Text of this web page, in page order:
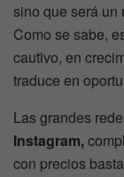
sino que será un
Como se sabe,
cautivo, en
traduce en
Las grandes
Instagram,
con precios